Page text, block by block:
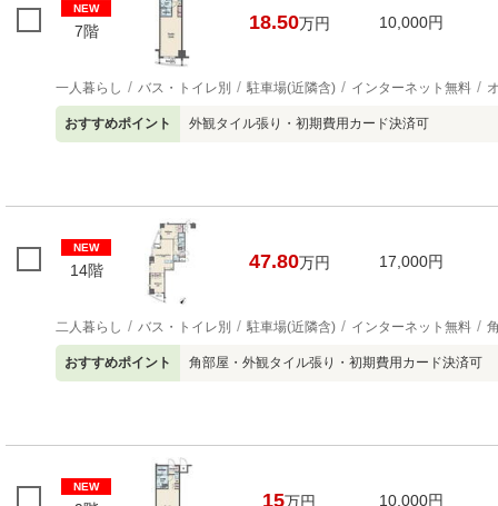
NEW
7階 18.50万円 10,000円
一人暮らし バス・トイレ別 駐車場(近隣含) インターネット無料
おすすめポイント 外観タイル張り・初期費用カード決済可
NEW
14階 47.80万円 17,000円
二人暮らし バス・トイレ別 駐車場(近隣含) インターネット無料
おすすめポイント 角部屋・外観タイル張り・初期費用カード決済可
NEW
15万円 10,000円